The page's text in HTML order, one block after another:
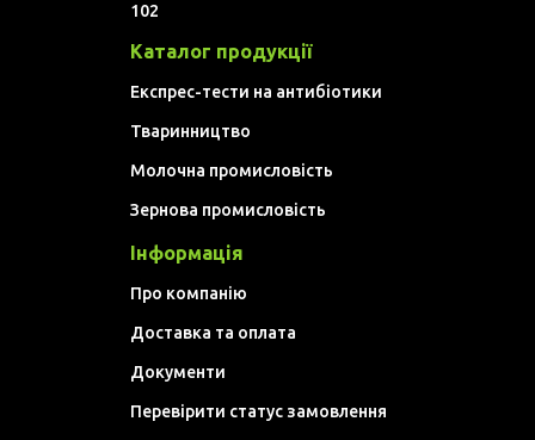
102
Каталог продукції
Експрес-тести на антибіотики
Тваринництво
Молочна промисловість
Зернова промисловість
Інформація
Про компанію
Доставка та оплата
Документи
Перевірити статус замовлення